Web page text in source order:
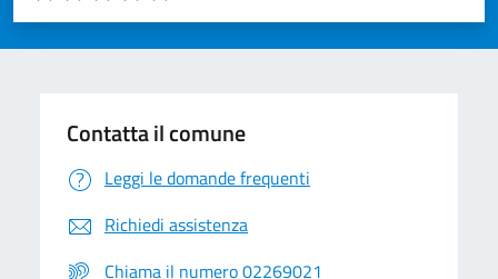
Valuta 5 stelle su 5
Valuta 4 stelle su 5
Valuta 3 stelle su 5
Valuta 2 stelle su 5
Valuta 1 stelle su 5
Contatta il comune
Leggi le domande frequenti
Richiedi assistenza
Chiama il numero 02269021